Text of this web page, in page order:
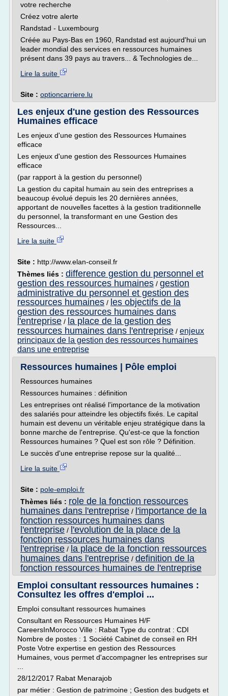
votre recherche
Créez votre alerte
Randstad - Luxembourg
Créée au Pays-Bas en 1960, Randstad est aujourd'hui un
leader mondial des services en ressources humaines
présent dans 39 pays au travers... & Technologies de...
Lire la suite
Site : optioncarriere.lu
Les enjeux d'une gestion des Ressources
Humaines efficace
Les enjeux d'une gestion des Ressources Humaines
efficace
Les enjeux d'une gestion des Ressources Humaines
efficace
(par rapport à la gestion du personnel)
La gestion du capital humain au sein des entreprises a
beaucoup évolué depuis les 20 dernières années,
apportant de nouvelles facettes à la gestion traditionnelle
du personnel, la transformant en une Gestion des
Ressources...
Lire la suite
Site : http://www.elan-conseil.fr
Thèmes liés : difference gestion du personnel et
gestion des ressources humaines / gestion
administrative du personnel et gestion des
ressources humaines / les objectifs de la
gestion des ressources humaines dans
l'entreprise / la place de la gestion des
ressources humaines dans l'entreprise / enjeux
principaux de la gestion des ressources humaines
dans une entreprise
Ressources humaines | Pôle emploi
Ressources humaines
Ressources humaines : définition
Les entreprises ont réalisé l'importance de la motivation
des salariés pour atteindre les objectifs fixés. Le capital
humain est devenu un véritable enjeu stratégique dans la
bonne marche de l'entreprise. Qu'est-ce que la fonction
Ressources humaines ? Quel est son rôle ? Définition.
Le succès d'une entreprise repose sur la qualité...
Lire la suite
Site : pole-emploi.fr
Thèmes liés : role de la fonction ressources
humaines dans l'entreprise / l'importance de la
fonction ressources humaines dans
l'entreprise / l'evolution de la place de la
fonction ressources humaines dans
l'entreprise / la place de la fonction ressources
humaines dans l'entreprise / definition de la
fonction ressources humaines de l'entreprise
Emploi consultant ressources humaines :
Consultez les offres d'emploi ...
Emploi consultant ressources humaines
Consultant en Ressources Humaines H/F
CareersInMorocco Ville : Rabat Type du contrat : CDI
Nombre de postes : 1 Société Cabinet de conseil en RH
Poste Votre expertise en gestion des Ressources
Humaines, vous permet d'accompagner les entreprises sur
28/12/2017 Rabat Menarajob
par métier : Gestion de patrimoine ; Gestion des budgets et